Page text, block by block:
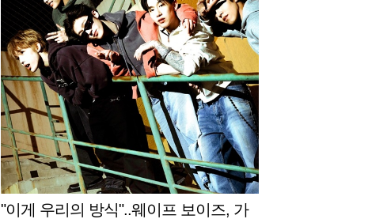
"이게 우리의 방식"..웨이프 보이즈, 가